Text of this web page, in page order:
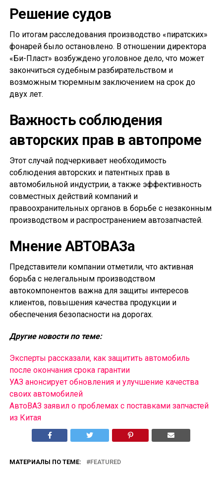
Решение судов
По итогам расследования производство «пиратских»
фонарей было остановлено. В отношении директора
«Би-Пласт» возбуждено уголовное дело, что может
закончиться судебным разбирательством и
возможным тюремным заключением на срок до
двух лет.
Важность соблюдения
авторских прав в автопроме
Этот случай подчеркивает необходимость
соблюдения авторских и патентных прав в
автомобильной индустрии, а также эффективность
совместных действий компаний и
правоохранительных органов в борьбе с незаконным
производством и распространением автозапчастей.
Мнение АВТОВАЗа
Представители компании отметили, что активная
борьба с нелегальным производством
автокомпонентов важна для защиты интересов
клиентов, повышения качества продукции и
обеспечения безопасности на дорогах.
Другие новости по теме:
Эксперты рассказали, как защитить автомобиль
после окончания срока гарантии
УАЗ анонсирует обновления и улучшение качества
своих автомобилей
АвтоВАЗ заявил о проблемах с поставками запчастей
из Китая
МАТЕРИАЛЫ ПО ТЕМЕ: FEATURED